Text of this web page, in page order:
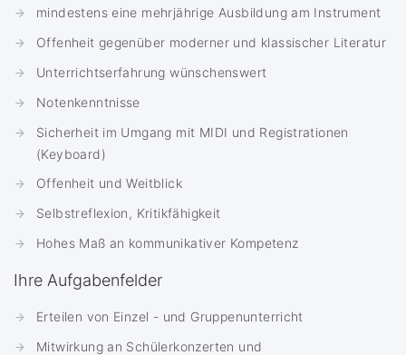
mindestens eine mehrjährige Ausbildung am Instrument
Offenheit gegenüber moderner und klassischer Literatur
Unterrichtserfahrung wünschenswert
Notenkenntnisse
Sicherheit im Umgang mit MIDI und Registrationen
(Keyboard)
Offenheit und Weitblick
Selbstreflexion, Kritikfähigkeit
Hohes Maß an kommunikativer Kompetenz
Ihre Aufgabenfelder
Erteilen von Einzel - und Gruppenunterricht
Mitwirkung an Schülerkonzerten und